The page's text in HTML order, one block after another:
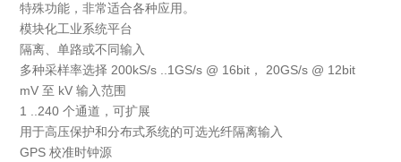
特殊功能，非常适合各种应用。
模块化工业系统平台
隔离、单路或不同输入
多种采样率选择 200kS/s ..1GS/s @ 16bit， 20GS/s @ 12bit
mV 至 kV 输入范围
1 ..240 个通道，可扩展
用于高压保护和分布式系统的可选光纤隔离输入
GPS 校准时钟源